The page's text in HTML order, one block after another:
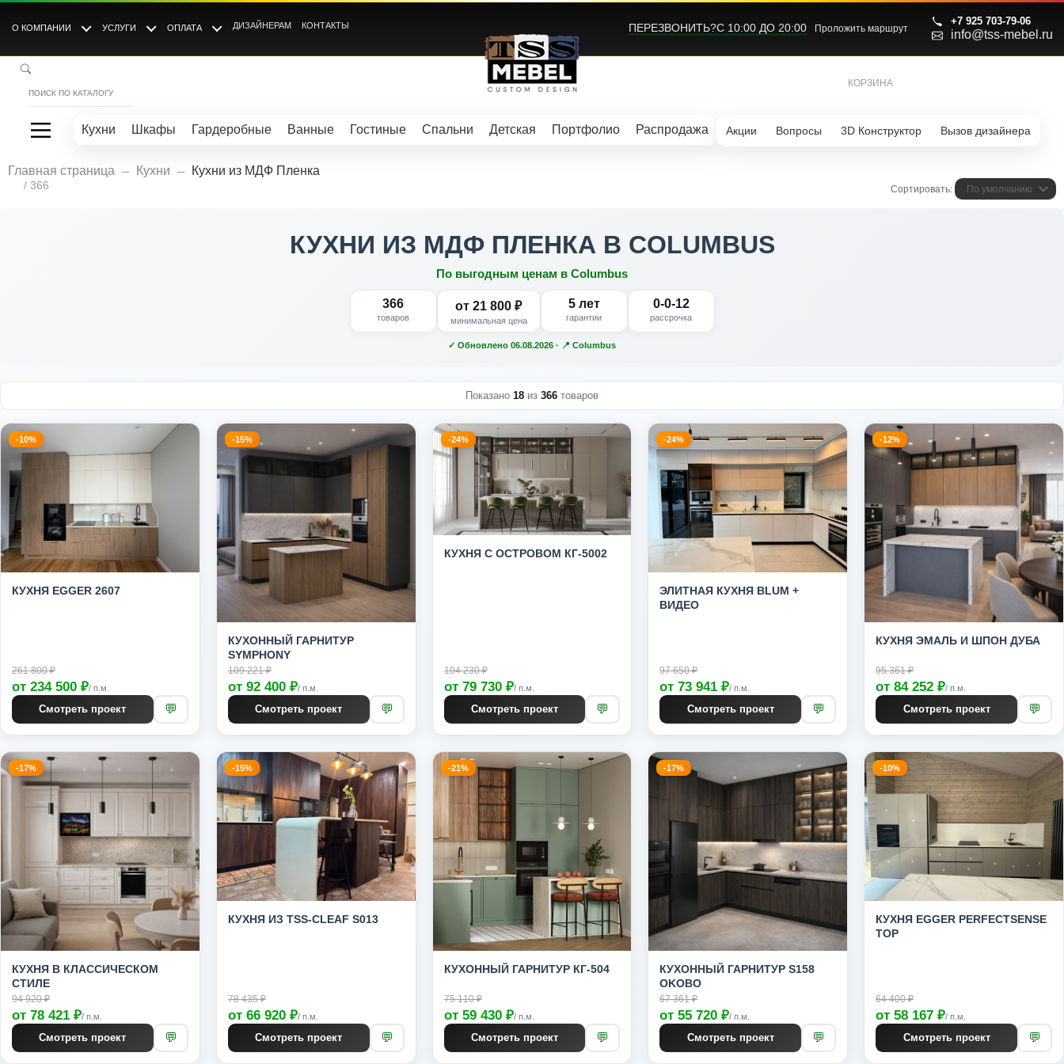
О КОМПАНИИ УСЛУГИ ОПЛАТА ДИЗАЙНЕРАМ КОНТАКТЫ ПЕРЕЗВОНИТЬ?С 10:00 ДО 20:00 Проложить маршрут
+7 925 703-79-06
info@tss-mebel.ru
КОРЗИНА
Кухни Шкафы Гардеробные Ванные Гостиные Спальни Детская Портфолио Распродажа Акции Вопросы 3D Конструктор Вызов дизайнера
Главная страница Кухни Кухни из МДФ Пленка
Сортировать: По умолчанию
/ 366
КУХНИ ИЗ МДФ ПЛЕНКА В COLUMBUS
По выгодным ценам в Columbus
366
товаров
от 21 800 ₽
минимальная цена
5 лет
гарантии
0-0-12
рассрочка
✓ Обновлено 06.08.2026 · 📍 Columbus
Показано 18 из 366 товаров
-10%
КУХНЯ EGGER 2607
261 800 ₽
от 234 500 ₽/ п.м.
Смотреть проект 💬
-15%
КУХОННЫЙ ГАРНИТУР
SYMPHONY
109 221 ₽
от 92 400 ₽/ п.м.
Смотреть проект 💬
-24%
КУХНЯ С ОСТРОВОМ КГ-5002
104 230 ₽
от 79 730 ₽/ п.м.
Смотреть проект 💬
-24%
ЭЛИТНАЯ КУХНЯ BLUM +
ВИДЕО
97 650 ₽
от 73 941 ₽/ п.м.
Смотреть проект 💬
-12%
КУХНЯ ЭМАЛЬ И ШПОН ДУБА
95 361 ₽
от 84 252 ₽/ п.м.
Смотреть проект 💬
-17%
КУХНЯ В КЛАССИЧЕСКОМ
СТИЛЕ
94 920 ₽
от 78 421 ₽/ п.м.
Смотреть проект 💬
-15%
КУХНЯ ИЗ TSS-CLEAF S013
78 435 ₽
от 66 920 ₽/ п.м.
Смотреть проект 💬
-21%
КУХОННЫЙ ГАРНИТУР КГ-504
75 110 ₽
от 59 430 ₽/ п.м.
Смотреть проект 💬
-17%
КУХОННЫЙ ГАРНИТУР S158
OKOBO
67 361 ₽
от 55 720 ₽/ п.м.
Смотреть проект 💬
-10%
КУХНЯ EGGER PERFECTSENSE
TOP
64 400 ₽
от 58 167 ₽/ п.м.
Смотреть проект 💬